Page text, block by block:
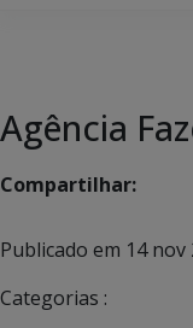
Agência
Compartilhar:
Publicado em 14 nov
Categorias :